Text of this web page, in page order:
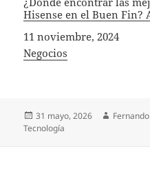
Hisense en el Buen Fin?
Fecha
11 noviembre, 2024
In relation to
Negocios
Publicado
el
31 mayo, 2026 Autor
Tecnología